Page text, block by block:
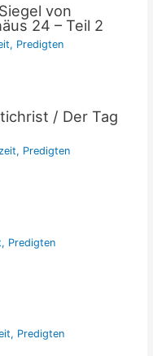
von
24 – Teil 2
, Predigten
/ Der Tag
, Predigten
, Predigten
, Predigten